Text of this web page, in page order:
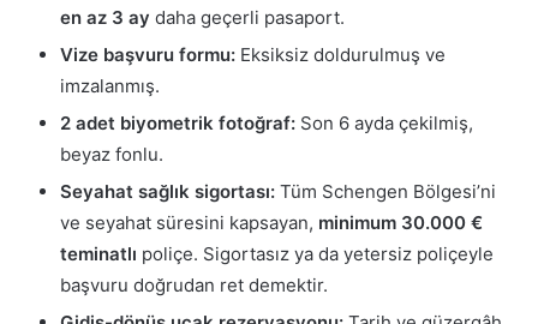
en az 3 ay daha geçerli pasaport.
Vize başvuru formu: Eksiksiz doldurulmuş ve
imzalanmış.
2 adet biyometrik fotoğraf: Son 6 ayda çekilmiş,
beyaz fonlu.
Seyahat sağlık sigortası: Tüm Schengen Bölgesi’ni
ve seyahat süresini kapsayan, minimum 30.000 €
teminatlı poliçe. Sigortasız ya da yetersiz poliçeyle
başvuru doğrudan ret demektir.